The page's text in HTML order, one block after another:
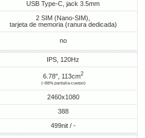
USB Type-C, jack 3.5mm
2 SIM (Nano-SIM),
tarjeta de memoria (ranura dedicada)
no
IPS, 120Hz
6.78", 113cm2
(~88% pantalla-cuerpo)
2460x1080
388
499nit / -